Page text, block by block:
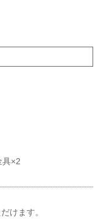
具×2
けます。